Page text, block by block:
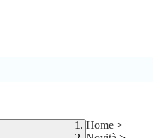
Home >